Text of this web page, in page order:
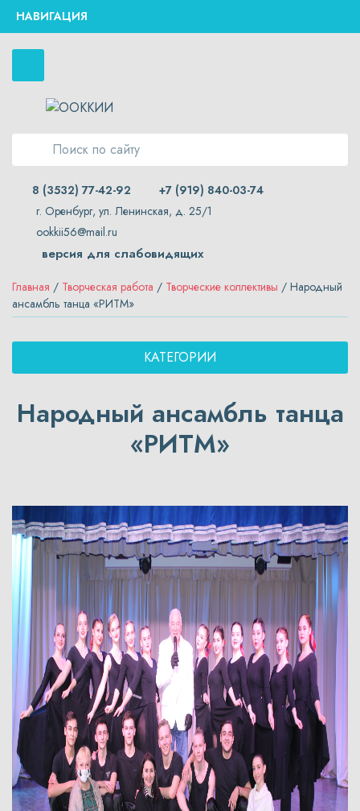
НАВИГАЦИЯ
8 (3532) 77-42-92
+7 (919) 840-03-74
г. Оренбург, ул. Ленинская, д. 25/1
ookkii56@mail.ru
версия для слабовидящих
Главная / Творческая работа / Творческие коллективы / Народный
ансамбль танца «РИТМ»
КАТЕГОРИИ
Народный ансамбль танца
«РИТМ»